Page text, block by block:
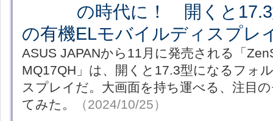
の時代に！ 開くと
の有機ELモバイルディスプレ
ASUS JAPANから11月に発売される「
MQ17QH」は、開くと17.3型になるフォ
スプレイだ。大画面を持ち運べる、注目
てみた。
（2024/10/25）